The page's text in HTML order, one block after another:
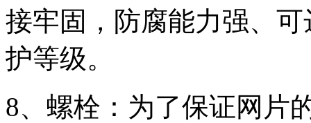
接牢固，防腐能力强、
护等级。
8、螺栓：为了保证网片